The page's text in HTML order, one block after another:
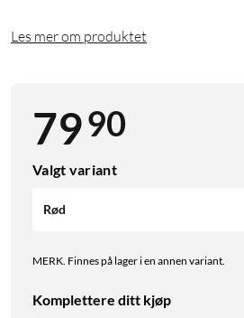
Les mer om produktet
7990
Valgt variant
Rød
MERK. Finnes på lager i en annen variant.
Komplettere ditt kjøp